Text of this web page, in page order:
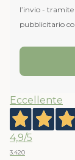
l’invio -
pubblicitario
Eccellente
4,9/5
3.420